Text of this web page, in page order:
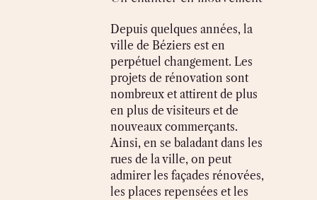
Depuis quelques années, la
ville de Béziers est en
perpétuel changement. Les
projets de rénovation sont
nombreux et attirent de plus
en plus de visiteurs et de
nouveaux commerçants.
Ainsi, en se baladant dans les
rues de la ville, on peut
admirer les façades rénovées,
les places repensées et les